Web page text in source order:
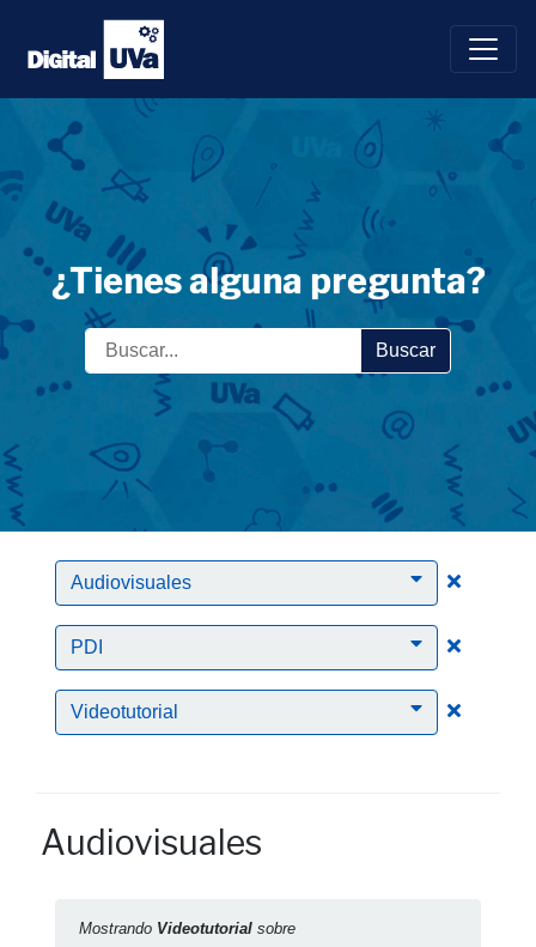
Saltar
contenido
¿Tienes alguna pregunta?
Buscar
Audiovisuales Clic
PDI Clic
Videotutorial Clic
Audiovisuales
Mostrando Videotutorial sobre